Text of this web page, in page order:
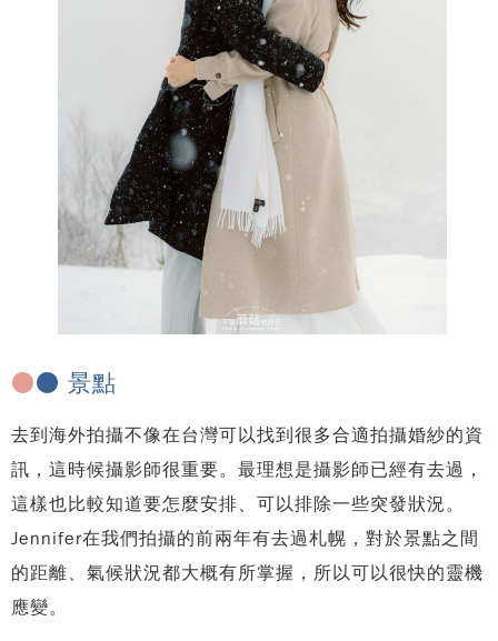
●● 景點
去到海外拍攝不像在台灣可以找到很多合適拍攝婚紗的資
訊，這時候攝影師很重要。最理想是攝影師已經有去過，
這樣也比較知道要怎麼安排、可以排除一些突發狀況。
Jennifer在我們拍攝的前兩年有去過札幌，對於景點之間
的距離、氣候狀況都大概有所掌握，所以可以很快的靈機
應變。